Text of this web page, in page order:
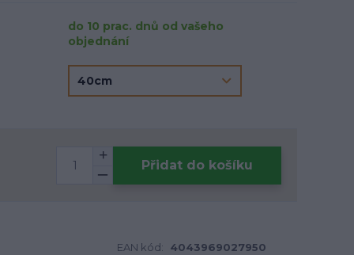
do 10 prac. dnů od vašeho
objednání
Přidat do košíku
EAN kód:
4043969027950